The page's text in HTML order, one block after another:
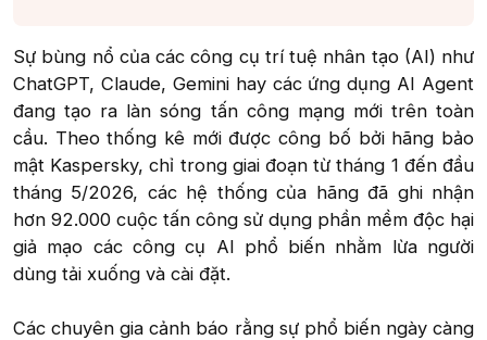
Sự bùng nổ của các công cụ trí tuệ nhân tạo (AI) như
ChatGPT, Claude, Gemini hay các ứng dụng AI Agent
đang tạo ra làn sóng tấn công mạng mới trên toàn
cầu. Theo thống kê mới được công bố bởi hãng bảo
mật Kaspersky, chỉ trong giai đoạn từ tháng 1 đến đầu
tháng 5/2026, các hệ thống của hãng đã ghi nhận
hơn 92.000 cuộc tấn công sử dụng phần mềm độc hại
giả mạo các công cụ AI phổ biến nhằm lừa người
dùng tải xuống và cài đặt.
Các chuyên gia cảnh báo rằng sự phổ biến ngày càng